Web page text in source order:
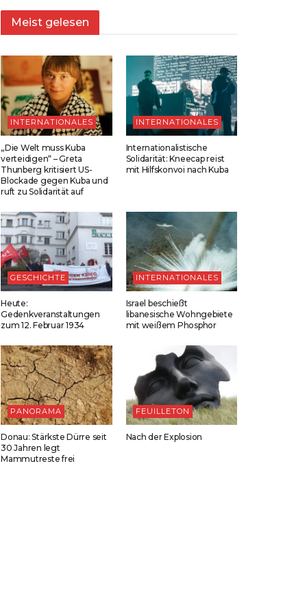
Meist gelesen
INTERNATIONALES
„Die Welt muss Kuba
verteidigen“ – Greta
Thunberg kritisiert US-
Blockade gegen Kuba und
ruft zu Solidarität auf
INTERNATIONALES
Internationalistische
Solidarität: Kneecap reist
mit Hilfskonvoi nach Kuba
GESCHICHTE
Heute:
Gedenkveranstaltungen
zum 12. Februar 1934
INTERNATIONALES
Israel beschießt
libanesische Wohngebiete
mit weißem Phosphor
PANORAMA
Donau: Stärkste Dürre seit
30 Jahren legt
Mammutreste frei
FEUILLETON
Nach der Explosion